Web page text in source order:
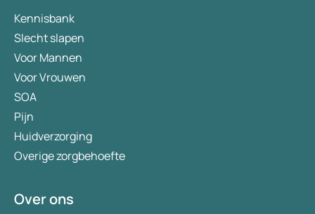
Kennisbank
Slecht slapen
Voor Mannen
Voor Vrouwen
SOA
Pijn
Huidverzorging
Overige zorgbehoefte
Over ons